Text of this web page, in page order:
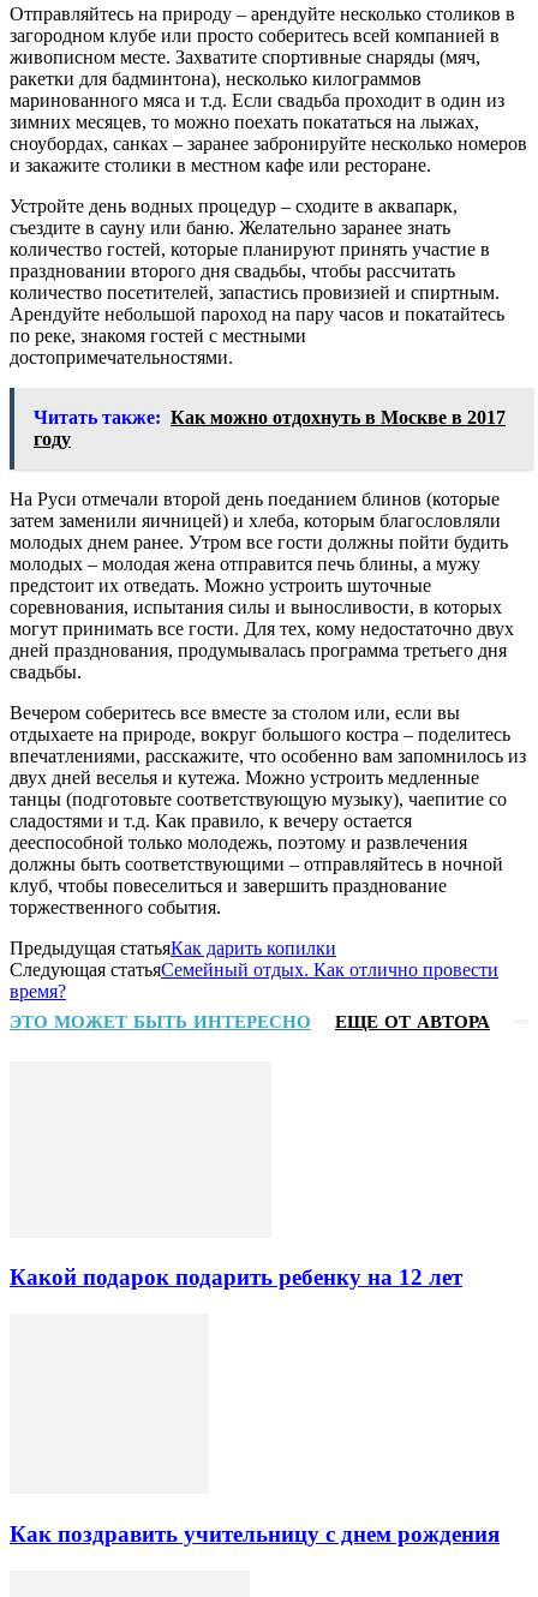
Отправляйтесь на природу – арендуйте несколько столиков в
загородном клубе или просто соберитесь всей компанией в
живописном месте. Захватите спортивные снаряды (мяч,
ракетки для бадминтона), несколько килограммов
маринованного мяса и т.д. Если свадьба проходит в один из
зимних месяцев, то можно поехать покататься на лыжах,
сноубордах, санках – заранее забронируйте несколько номеров
и закажите столики в местном кафе или ресторане.
Устройте день водных процедур – сходите в аквапарк,
съездите в сауну или баню. Желательно заранее знать
количество гостей, которые планируют принять участие в
праздновании второго дня свадьбы, чтобы рассчитать
количество посетителей, запастись провизией и спиртным.
Арендуйте небольшой пароход на пару часов и покатайтесь
по реке, знакомя гостей с местными
достопримечательностями.
Читать также: Как можно отдохнуть в Москве в 2017
году
На Руси отмечали второй день поеданием блинов (которые
затем заменили яичницей) и хлеба, которым благословляли
молодых днем ранее. Утром все гости должны пойти будить
молодых – молодая жена отправится печь блины, а мужу
предстоит их отведать. Можно устроить шуточные
соревнования, испытания силы и выносливости, в которых
могут принимать все гости. Для тех, кому недостаточно двух
дней празднования, продумывалась программа третьего дня
свадьбы.
Вечером соберитесь все вместе за столом или, если вы
отдыхаете на природе, вокруг большого костра – поделитесь
впечатлениями, расскажите, что особенно вам запомнилось из
двух дней веселья и кутежа. Можно устроить медленные
танцы (подготовьте соответствующую музыку), чаепитие со
сладостями и т.д. Как правило, к вечеру остается
дееспособной только молодежь, поэтому и развлечения
должны быть соответствующими – отправляйтесь в ночной
клуб, чтобы повеселиться и завершить празднование
торжественного события.
Предыдущая статьяКак дарить копилки
Следующая статьяСемейный отдых. Как отлично провести
время?
ЭТО МОЖЕТ БЫТЬ ИНТЕРЕСНО ЕЩЕ ОТ АВТОРА
Какой подарок подарить ребенку на 12 лет
Как поздравить учительницу с днем рождения